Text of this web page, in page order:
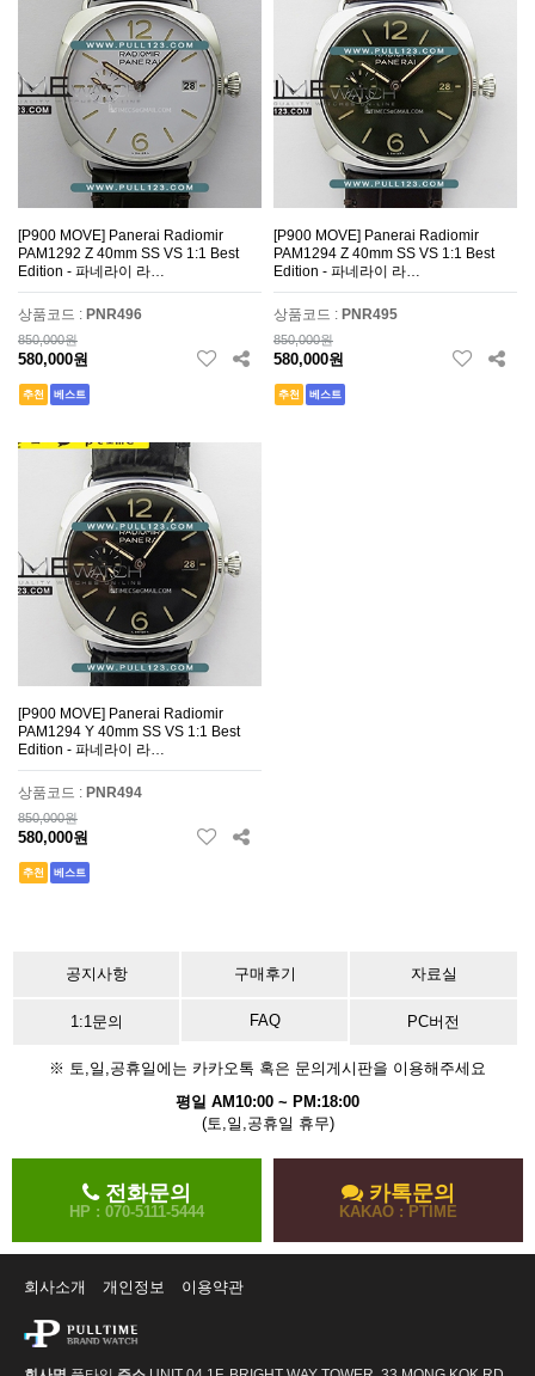
[P900 MOVE] Panerai Radiomir
PAM1292 Z 40mm SS VS 1:1 Best
Edition - 파네라이 라…
상품코드 : PNR496
850,000원
580,000원
추천 베스트
[P900 MOVE] Panerai Radiomir
PAM1294 Z 40mm SS VS 1:1 Best
Edition - 파네라이 라…
상품코드 : PNR495
850,000원
580,000원
추천 베스트
[P900 MOVE] Panerai Radiomir
PAM1294 Y 40mm SS VS 1:1 Best
Edition - 파네라이 라…
상품코드 : PNR494
850,000원
580,000원
추천 베스트
공지사항 구매후기 자료실
1:1문의 FAQ PC버전
※ 토,일,공휴일에는 카카오톡 혹은 문의게시판을 이용해주세요
평일 AM10:00 ~ PM:18:00
(토,일,공휴일 휴무)
전화문의
HP : 070-5111-5444
카톡문의
KAKAO : PTIME
회사소개 개인정보 이용약관